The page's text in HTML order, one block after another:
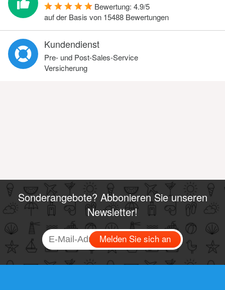
Bewertung: 4.9/5
auf der Basis von 15488 Bewertungen
Kundendienst
Pre- und Post-Sales-Service
Versicherung
Sonderangebote? Abbonieren Sie unseren
Newsletter!
Melden Sie sich an